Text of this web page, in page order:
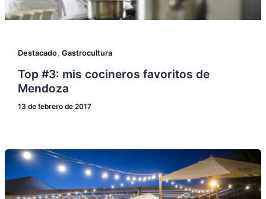
Destacado, Gastrocultura
Top #3: mis cocineros favoritos de
Mendoza
13 de febrero de 2017